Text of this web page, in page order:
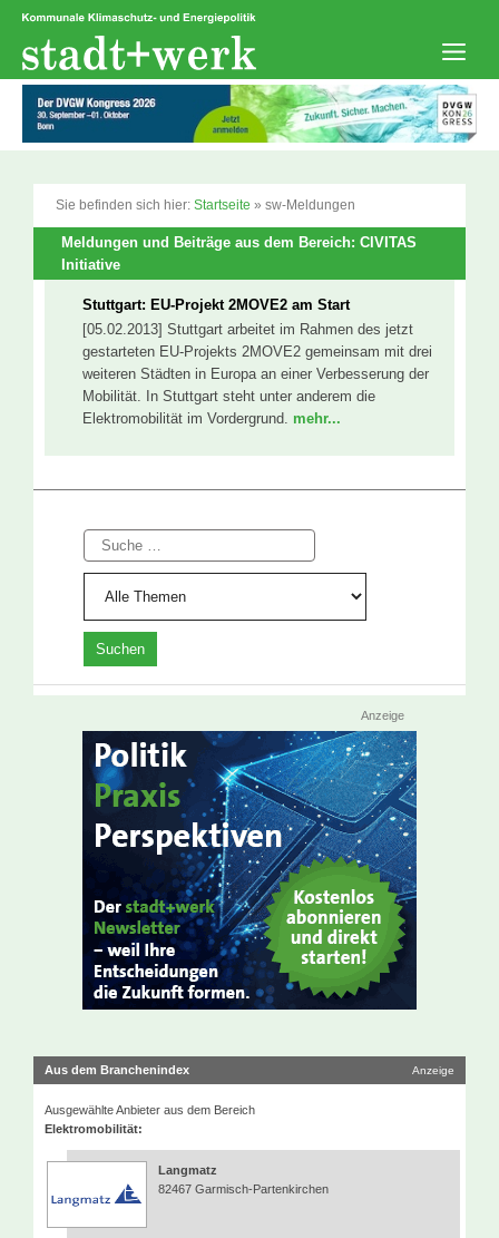
Zum
springen
Sie befinden sich hier: Startseite » sw-Meldungen
Meldungen und Beiträge aus dem Bereich: CIVITAS
Initiative
Stuttgart: EU-Projekt 2MOVE2 am Start
[05.02.2013] Stuttgart arbeitet im Rahmen des jetzt
gestarteten EU-Projekts 2MOVE2 gemeinsam mit drei
weiteren Städten in Europa an einer Verbesserung der
Mobilität. In Stuttgart steht unter anderem die
Elektromobilität im Vordergrund. mehr...
Suche
Anzeige
Aus dem Branchenindex Anzeige
Ausgewählte Anbieter aus dem Bereich
Elektromobilität:
Langmatz
82467 Garmisch-Partenkirchen